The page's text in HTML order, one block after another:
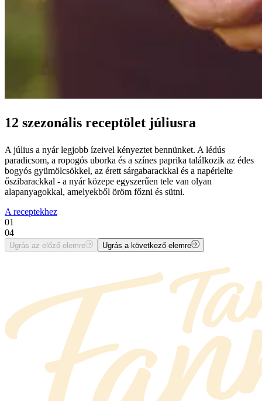
12 szezonális receptölet júliusra
A július a nyár legjobb ízeivel kényeztet bennünket. A lédús
paradicsom, a ropogós uborka és a színes paprika találkozik az édes
bogyós gyümölcsökkel, az érett sárgabarackkal és a napérlelte
őszibarackkal - a nyár közepe egyszerűen tele van olyan
alapanyagokkal, amelyekből öröm főzni és sütni.
A receptekhez
01
04
Ugrás az előző elemre Ugrás a következő elemre